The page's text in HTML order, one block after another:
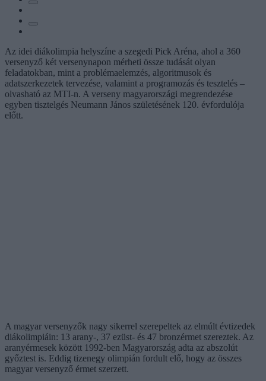
Az idei diákolimpia helyszíne a szegedi Pick Aréna, ahol a 360
versenyző két versenynapon mérheti össze tudását olyan
feladatokban, mint a problémaelemzés, algoritmusok és
adatszerkezetek tervezése, valamint a programozás és tesztelés –
olvasható az MTI-n. A verseny magyarországi megrendezése
egyben tisztelgés Neumann János születésének 120. évfordulója
előtt.
A magyar versenyzők nagy sikerrel szerepeltek az elmúlt évtizedek
diákolimpiáin: 13 arany-, 37 ezüst- és 47 bronzérmet szereztek. Az
aranyérmesek között 1992-ben Magyarország adta az abszolút
győztest is. Eddig tizenegy olimpián fordult elő, hogy az összes
magyar versenyző érmet szerzett.